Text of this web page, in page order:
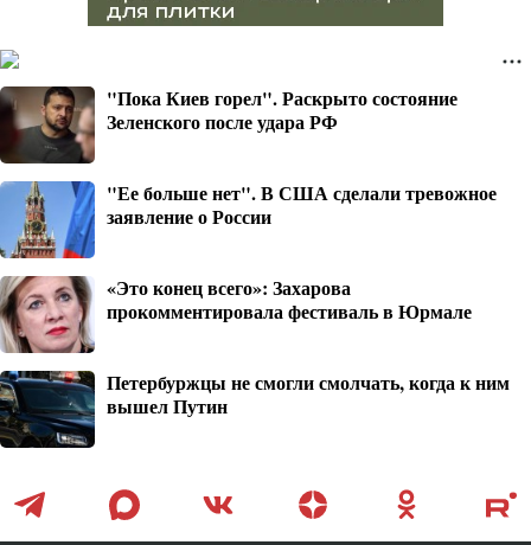
"Пока Киев горел". Раскрыто состояние
Зеленского после удара РФ
"Ее больше нет". В США сделали тревожное
заявление о России
«Это конец всего»: Захарова
прокомментировала фестиваль в Юрмале
Петербуржцы не смогли смолчать, когда к ним
вышел Путин